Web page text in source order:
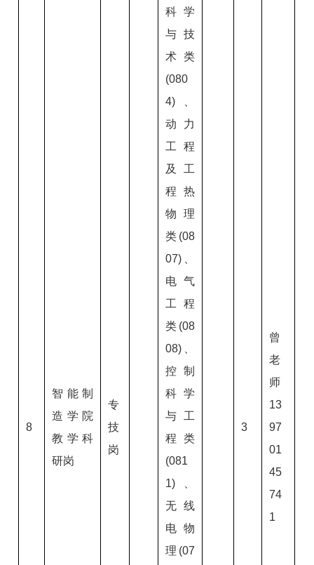
8
智能制
造学院
教学科
研岗
专
技
岗
科学
与技
术类
(080
4)、
动力
工程
及工
程热
物理
类(08
07)、
电气
工程
类(08
08)、
控制
科学
与工
程类
(081
1)、
无线
电物
理(07
3
曾
老
师
13
97
01
45
74
1